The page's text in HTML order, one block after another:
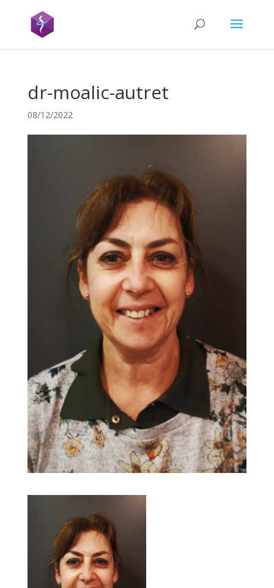
dr-moalic-autret
08/12/2022